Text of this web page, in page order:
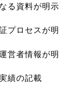
る資料が明示
プロセスが明
営者情報が明
績の記載